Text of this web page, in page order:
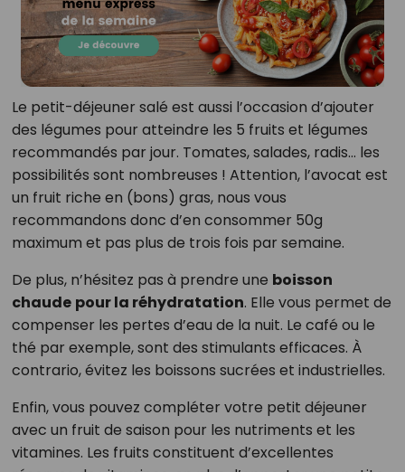
Le petit-déjeuner salé est aussi l’occasion d’ajouter
des légumes pour atteindre les 5 fruits et légumes
recommandés par jour. Tomates, salades, radis… les
possibilités sont nombreuses ! Attention, l’avocat est
un fruit riche en (bons) gras, nous vous
recommandons donc d’en consommer 50g
maximum et pas plus de trois fois par semaine.
De plus, n’hésitez pas à prendre une boisson
chaude pour la réhydratation. Elle vous permet de
compenser les pertes d’eau de la nuit. Le café ou le
thé par exemple, sont des stimulants efficaces. À
contrario, évitez les boissons sucrées et industrielles.
Enfin, vous pouvez compléter votre petit déjeuner
avec un fruit de saison pour les nutriments et les
vitamines. Les fruits constituent d’excellentes